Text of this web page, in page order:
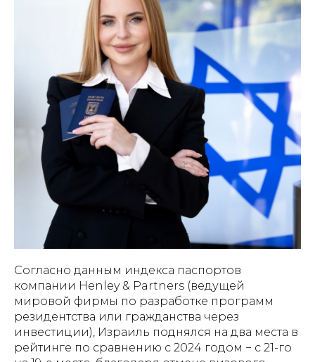
Согласно данным индекса паспортов
компании Henley & Partners (ведущей
мировой фирмы по разработке программ
резидентства или гражданства через
инвестиции), Израиль поднялся на два места в
рейтинге по сравнению с 2024 годом − с 21-го